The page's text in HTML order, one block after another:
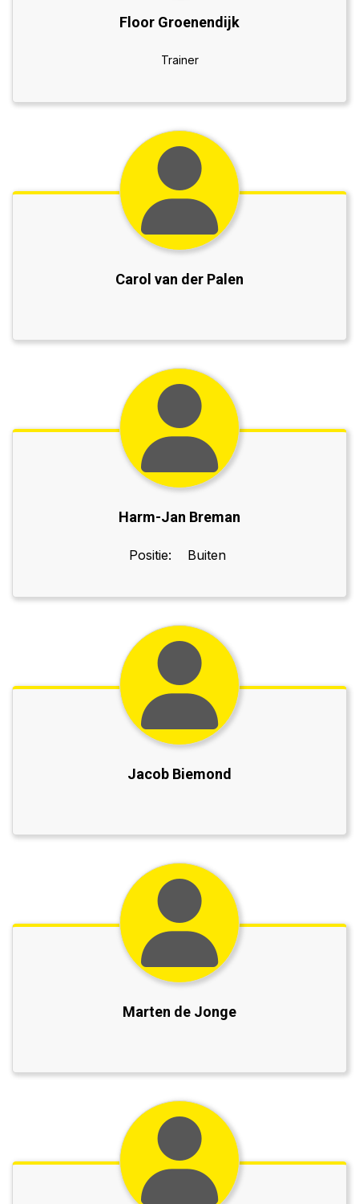
Floor Groenendijk
Trainer
Carol van der Palen
Harm-Jan Breman
Positie: Buiten
Jacob Biemond
Marten de Jonge